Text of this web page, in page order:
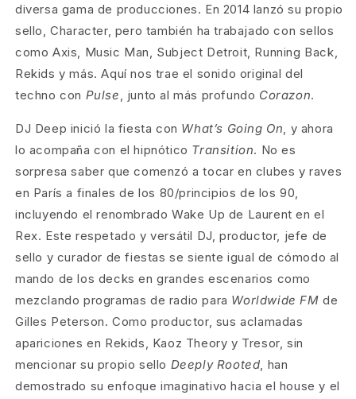
diversa gama de producciones. En 2014 lanzó su propio
sello, Character, pero también ha trabajado con sellos
como Axis, Music Man, Subject Detroit, Running Back,
Rekids y más. Aquí nos trae el sonido original del
techno con Pulse, junto al más profundo Corazon.
DJ Deep inició la fiesta con What’s Going On, y ahora
lo acompaña con el hipnótico Transition. No es
sorpresa saber que comenzó a tocar en clubes y raves
en París a finales de los 80/principios de los 90,
incluyendo el renombrado Wake Up de Laurent en el
Rex. Este respetado y versátil DJ, productor, jefe de
sello y curador de fiestas se siente igual de cómodo al
mando de los decks en grandes escenarios como
mezclando programas de radio para Worldwide FM de
Gilles Peterson. Como productor, sus aclamadas
apariciones en Rekids, Kaoz Theory y Tresor, sin
mencionar su propio sello Deeply Rooted, han
demostrado su enfoque imaginativo hacia el house y el